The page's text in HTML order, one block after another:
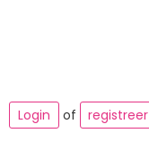
Login of registreer